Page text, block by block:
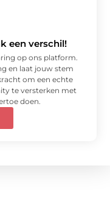
een verschil!
op ons platform.
en laat jouw stem
om een echte
te versterken met
doen.